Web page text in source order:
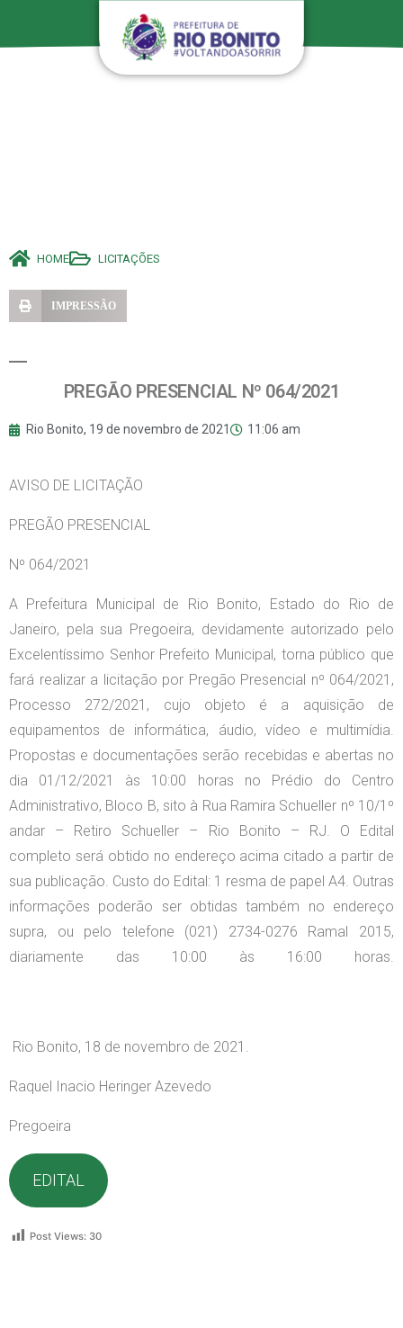
HOME LICITAÇÕES
IMPRESSÃO
PREGÃO PRESENCIAL Nº 064/2021
Rio Bonito, 19 de novembro de 2021 11:06 am
AVISO DE LICITAÇÃO
PREGÃO PRESENCIAL
Nº 064/2021
A Prefeitura Municipal de Rio Bonito, Estado do Rio de
Janeiro, pela sua Pregoeira, devidamente autorizado pelo
Excelentíssimo Senhor Prefeito Municipal, torna público que
fará realizar a licitação por Pregão Presencial nº 064/2021,
Processo 272/2021, cujo objeto é a aquisição de
equipamentos de informática, áudio, vídeo e multimídia.
Propostas e documentações serão recebidas e abertas no
dia 01/12/2021 às 10:00 horas no Prédio do Centro
Administrativo, Bloco B, sito à Rua Ramira Schueller nº 10/1º
andar – Retiro Schueller – Rio Bonito – RJ. O Edital
completo será obtido no endereço acima citado a partir de
sua publicação. Custo do Edital: 1 resma de papel A4. Outras
informações poderão ser obtidas também no endereço
supra, ou pelo telefone (021) 2734-0276 Ramal 2015,
diariamente das 10:00 às 16:00 horas.
Rio Bonito, 18 de novembro de 2021.
Raquel Inacio Heringer Azevedo
Pregoeira
EDITAL
Post Views: 30